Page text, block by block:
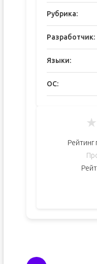
Рубрика:
Разработчик:
Языки:
ОС:
★
Рейтинг